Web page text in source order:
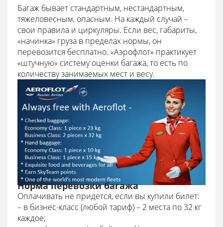
Багаж бывает стандартным, нестандартным,
тяжеловесным, опасным. На каждый случай –
свои правила и циркуляры. Если вес, габариты,
«начинка» груза в пределах нормы, он
перевозится бесплатно. «Аэрофлот» практикует
«штучную» систему оценки багажа, то есть по
количеству занимаемых мест и весу.
Норма перевозки багажа
Оплачивать не придется, если вы купили билет:
– в бизнес-класс (любой тариф) – 2 места по 32 кг
каждое;